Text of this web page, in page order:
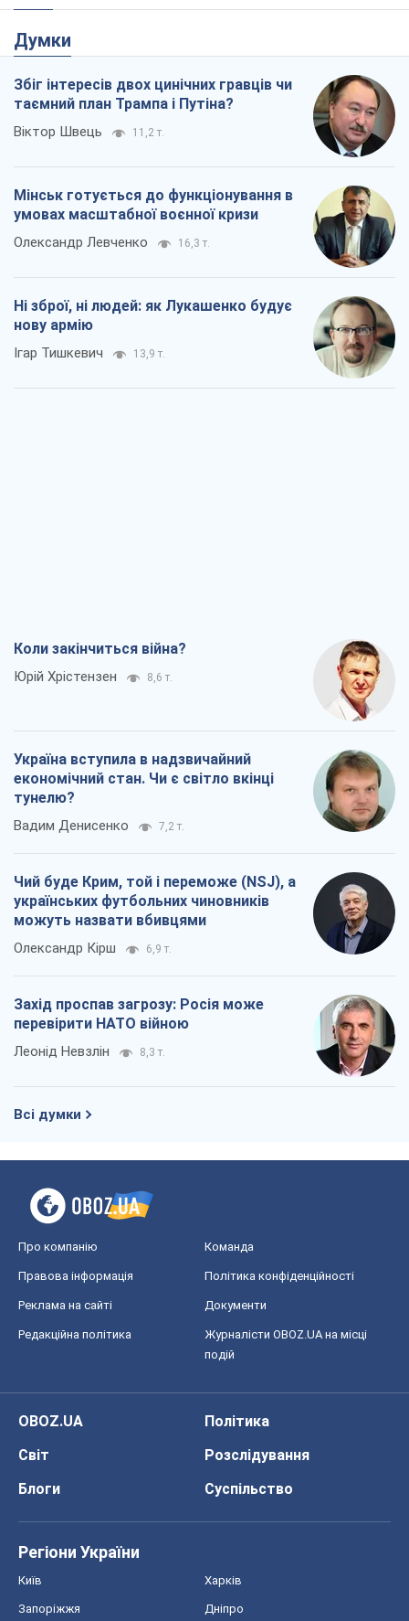
Думки
Збіг інтересів двох цинічних гравців чи
таємний план Трампа і Путіна?
Віктор Швець 11,2 т.
Мінськ готується до функціонування в
умовах масштабної воєнної кризи
Олександр Левченко 16,3 т.
Ні зброї, ні людей: як Лукашенко будує
нову армію
Ігар Тишкевич 13,9 т.
Коли закінчиться війна?
Юрій Хрістензен 8,6 т.
Україна вступила в надзвичайний
економічний стан. Чи є світло вкінці
тунелю?
Вадим Денисенко 7,2 т.
Чий буде Крим, той і переможе (NSJ), а
українських футбольних чиновників
можуть назвати вбивцями
Олександр Кірш 6,9 т.
Захід проспав загрозу: Росія може
перевірити НАТО війною
Леонід Невзлін 8,3 т.
Всі думки
Про компанію Команда
Правова інформація Політика конфіденційності
Реклама на сайті Документи
Редакційна політика
Журналісти OBOZ.UA на місці
подій
OBOZ.UA
Політика
Світ
Розслідування
Блоги
Суспільство
Регіони України
Київ Харків
Запоріжжя Дніпро